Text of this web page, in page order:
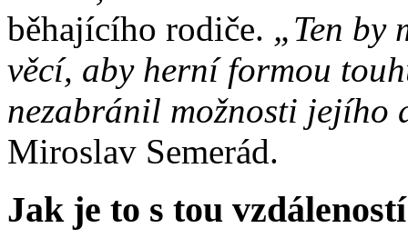
běhajícího rodiče. „Ten by
věcí, aby herní formou
nezabránil možnosti jejího
Miroslav Semerád.
Jak je to s tou